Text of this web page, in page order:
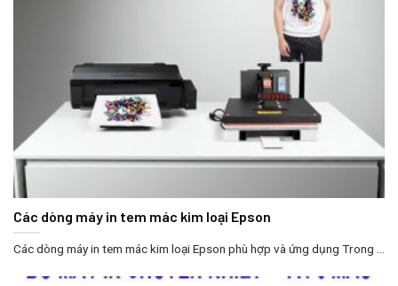
Các dòng máy in tem mác kim loại Epson
Các dòng máy in tem mác kim loại Epson phù hợp và ứng dụng Trong ...